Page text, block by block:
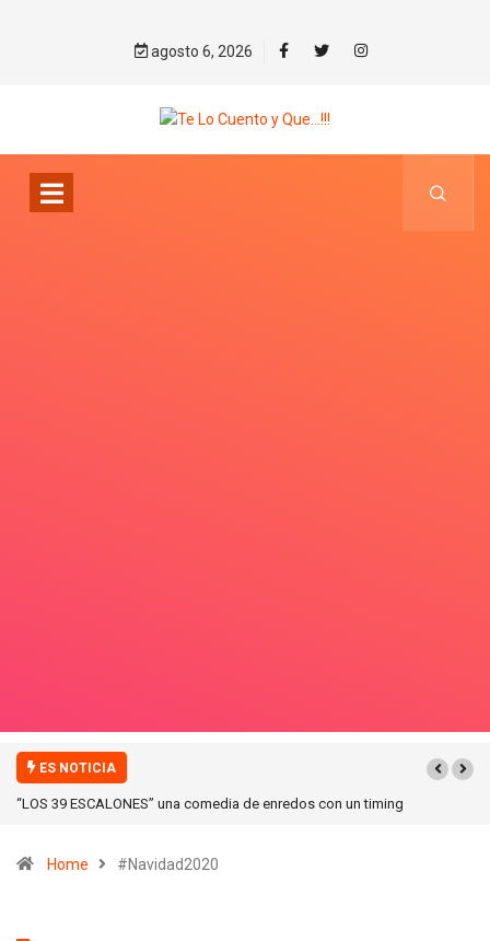
agosto 6, 2026
ES NOTICIA
“ICONIC WINTER” nuevas colecciones en Galerias pacifico!
Home #Navidad2020